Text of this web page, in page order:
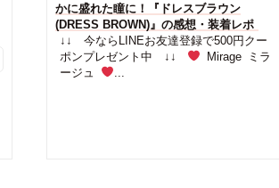
かに盛れた瞳に！『ドレスブラウン
(DRESS BROWN)』の感想・装着レポ
↓↓ 今ならLINEお友達登録で500円クー
ポンプレゼント中 ↓↓
Mirage ミラ
ージュ
...